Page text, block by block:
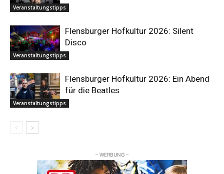
Veranstaltungstipps
Veranstaltungstipps
Flensburger Hofkultur 2026: Silent
Disco
Veranstaltungstipps
Flensburger Hofkultur 2026: Ein Abend
für die Beatles
– WERBUNG –